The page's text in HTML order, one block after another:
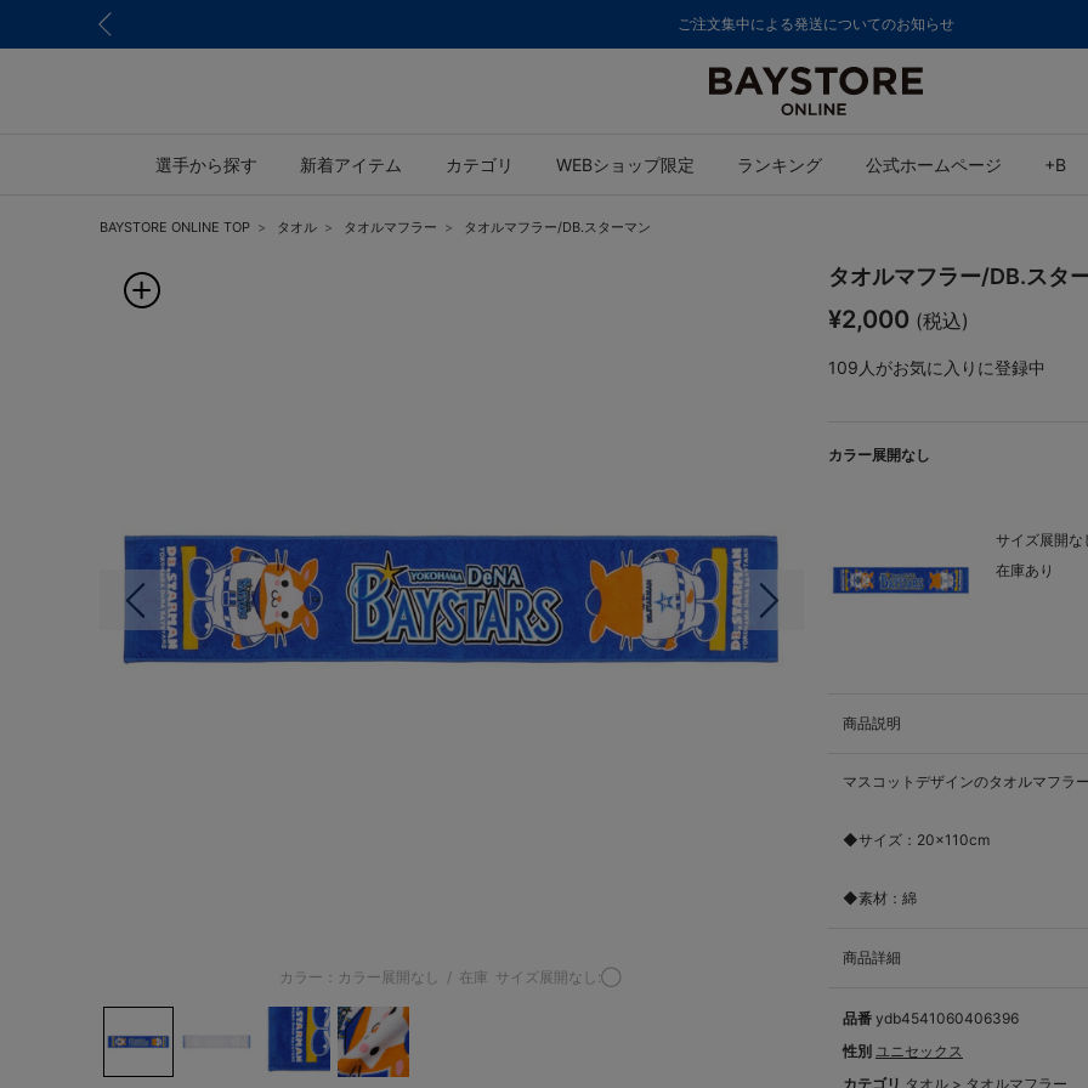
ご注文集中による発送についてのお知らせ
選手から探す 新着アイテム カテゴリ WEBショップ限定 ランキング 公式ホームページ +B
BAYSTORE ONLINE TOP タオル タオルマフラー タオルマフラー/DB.スターマン
前の画像 次の画像
カラー：カラー展開なし / 在庫 サイズ展開なし:◯
タオルマフラー/DB.スタ
¥2,000 (税込)
109 人がお気に入りに登録中
カラー展開なし
サイズ展開な
在庫あり
商品説明
マスコットデザインのタオルマフラー
◆サイズ：20×110cm
◆素材：綿
商品詳細
品番 ydb4541060406396
性別 ユニセックス
カテゴリ タオル > タオルマフラー